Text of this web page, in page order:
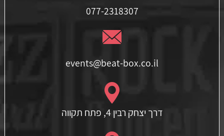
077-2318307
events@beat-box.co.il
דרך יצחק רבין 4, פתח תקווה